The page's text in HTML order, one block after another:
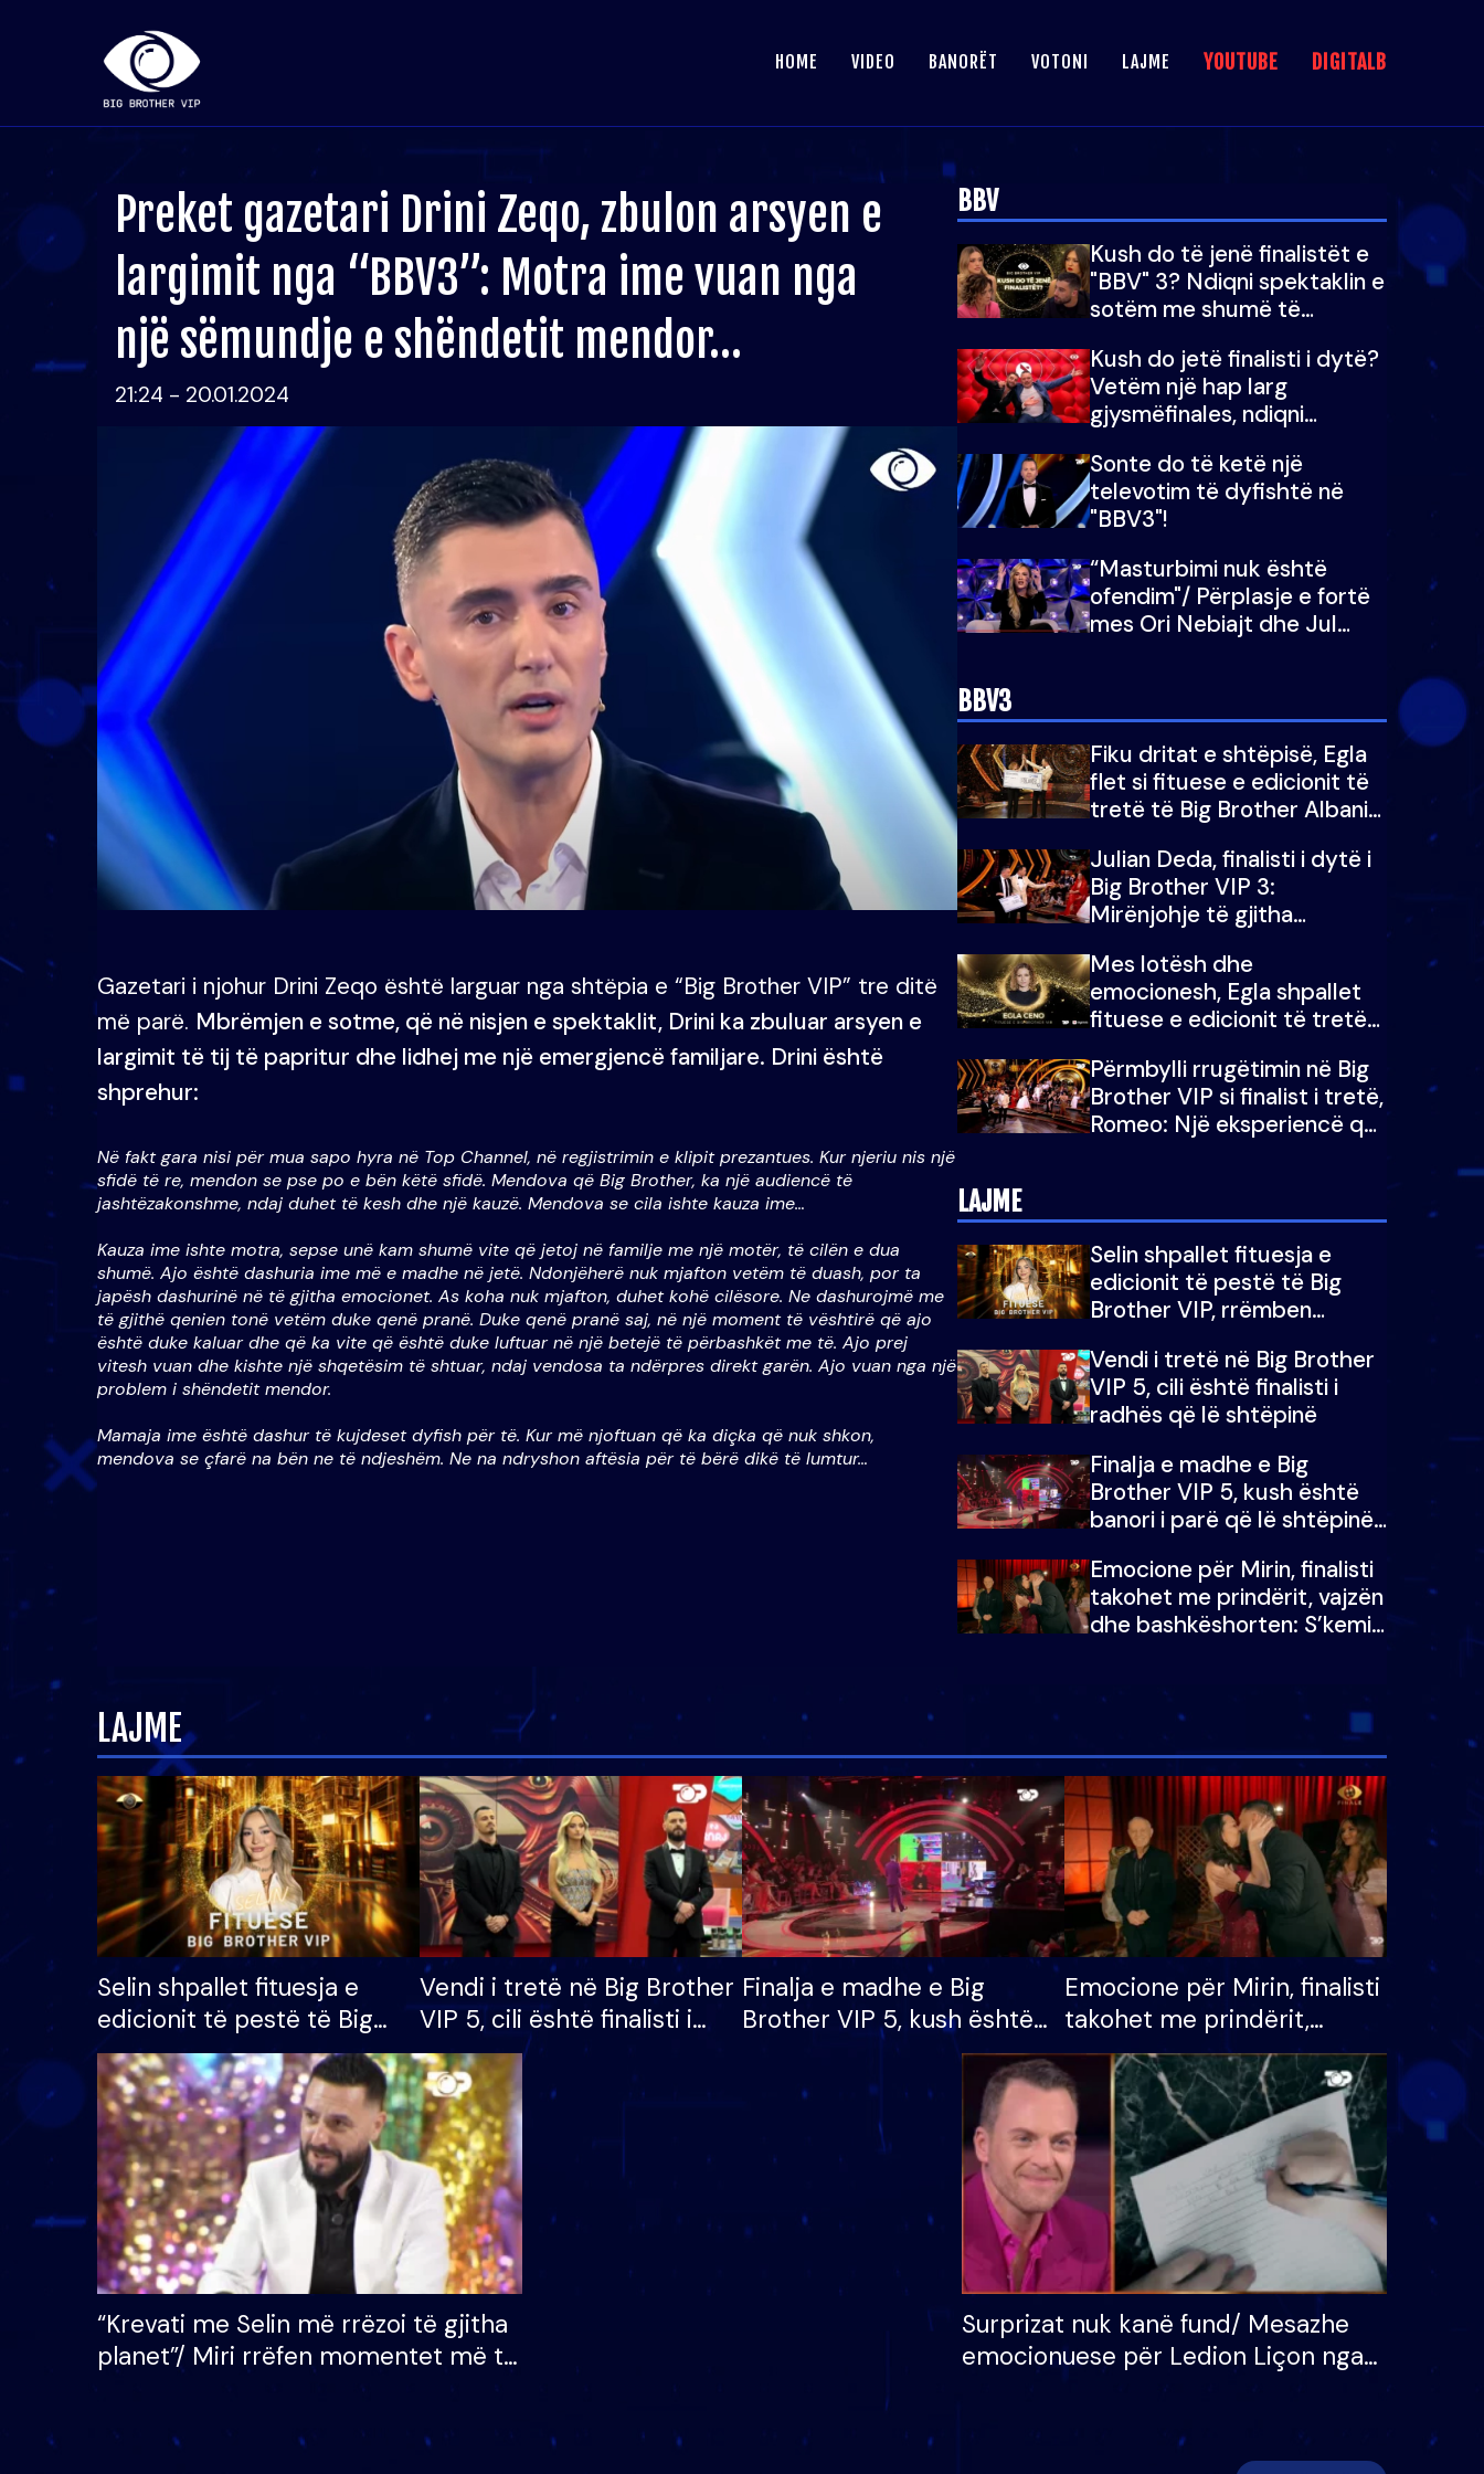
HOME VIDEO BANORËT VOTONI LAJME YOUTUBE DIGITALB
Preket gazetari Drini Zeqo, zbulon arsyen e
largimit nga “BBV3”: Motra ime vuan nga
një sëmundje e shëndetit mendor…
21:24 - 20.01.2024
Gazetari i njohur Drini Zeqo është larguar nga shtëpia e “Big Brother VIP” tre ditë
më parë. Mbrëmjen e sotme, që në nisjen e spektaklit, Drini ka zbuluar arsyen e
largimit të tij të papritur dhe lidhej me një emergjencë familjare. Drini është
shprehur:
Në fakt gara nisi për mua sapo hyra në Top Channel, në regjistrimin e klipit prezantues. Kur njeriu nis një
sfidë të re, mendon se pse po e bën këtë sfidë. Mendova që Big Brother, ka një audiencë të
jashtëzakonshme, ndaj duhet të kesh dhe një kauzë. Mendova se cila ishte kauza ime…
Kauza ime ishte motra, sepse unë kam shumë vite që jetoj në familje me një motër, të cilën e dua
shumë. Ajo është dashuria ime më e madhe në jetë. Ndonjëherë nuk mjafton vetëm të duash, por ta
japësh dashurinë në të gjitha emocionet. As koha nuk mjafton, duhet kohë cilësore. Ne dashurojmë me
të gjithë qenien tonë vetëm duke qenë pranë. Duke qenë pranë saj, në një moment të vështirë që ajo
është duke kaluar dhe që ka vite që është duke luftuar në një betejë të përbashkët me të. Ajo prej
vitesh vuan dhe kishte një shqetësim të shtuar, ndaj vendosa ta ndërpres direkt garën. Ajo vuan nga një
problem i shëndetit mendor.
Mamaja ime është dashur të kujdeset dyfish për të. Kur më njoftuan që ka diçka që nuk shkon,
mendova se çfarë na bën ne të ndjeshëm. Ne na ndryshon aftësia për të bërë dikë të lumtur…
BBV
Kush do të jenë finalistët e
"BBV" 3? Ndiqni spektaklin e
sotëm me shumë të
Kush do jetë finalisti i dytë?
Vetëm një hap larg
gjysmëfinales, ndiqni
Vip”
Sonte do të ketë një
televotim të dyfishtë në
"BBV3"!
“Masturbimi nuk është
ofendim"/ Përplasje e fortë
mes Ori Nebiajt dhe Jul
BBV3
Fiku dritat e shtëpisë, Egla
flet si fituese e edicionit të
tretë të Big Brother Albania
Julian Deda, finalisti i dytë i
Big Brother VIP 3:
Mirënjohje të gjitha
Mes lotësh dhe
emocionesh, Egla shpallet
fituese e edicionit të tretë
Përmbylli rrugëtimin në Big
Brother VIP si finalist i tretë,
Romeo: Një eksperiencë që
LAJME
Selin shpallet fituesja e
edicionit të pestë të Big
Brother VIP, rrëmben
mijë eurosh
Vendi i tretë në Big Brother
VIP 5, cili është finalisti i
radhës që lë shtëpinë
Finalja e madhe e Big
Brother VIP 5, kush është
banori i parë që lë shtëpinë
fituar çmimin e madh
Emocione për Mirin, finalisti
takohet me prindërit, vajzën
dhe bashkëshorten: S’kemi
LAJME
Selin shpallet fituesja e
edicionit të pestë të Big
Brother VIP, rrëmben
çmimin e madh prej 100
mijë eurosh
Vendi i tretë në Big Brother
VIP 5, cili është finalisti i
radhës që lë shtëpinë
Finalja e madhe e Big
Brother VIP 5, kush është
banori i parë që lë shtëpinë
dhe humb mundësinë për
të fituar çmimin e madh
Emocione për Mirin, finalisti
takohet me prindërit,
vajzën dhe bashkëshorten:
S’kemi ndonjë letër divorci
apo jo?
“Krevati me Selin më rrëzoi të gjitha
planet”/ Miri rrëfen momentet më të
bukura në shtëpinë e BB VIP: Do më
Surprizat nuk kanë fund/ Mesazhe
emocionuese për Ledion Liçon nga
nëna dhe fëmijët e tij, moderatori